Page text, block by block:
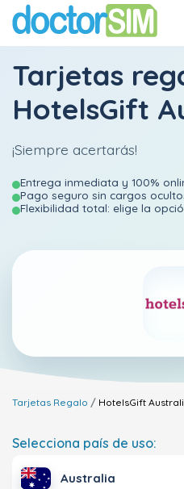
Tarjetas
HotelsGift
¡Siempre acertarás!
Entrega inmediata y 100%
Pago seguro sin cargos
Flexibilidad total: elige la
Tarjetas Regalo HotelsGift
Selecciona país de uso:
Australia